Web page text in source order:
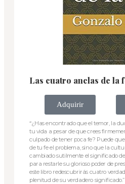
Las cuatro anclas de la
Adquirir
“¿Has encontrado que el temor, la
tu vida a pesar de que crees
culpado de tener poca fe? Puede
de tu fe el problema, sino que la
cambiado sutilmente el significado
para restarle su glorioso poder de
este libro redescubrirás cuatro
plenitud de su verdadero significado.”